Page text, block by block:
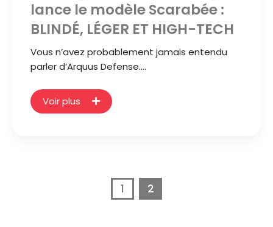
lance le modèle Scarabée :
BLINDÉ, LÉGER ET HIGH-TECH
Vous n’avez probablement jamais entendu
parler d’Arquus Defense.…
Voir plus
1 2